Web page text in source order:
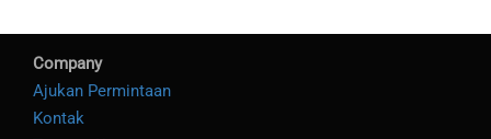
Company
Ajukan Permintaan
Kontak